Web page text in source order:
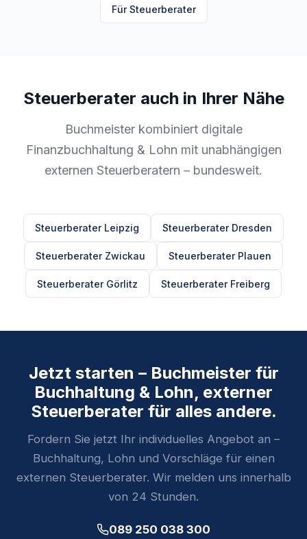
Für Steuerberater
Steuerberater auch in Ihrer Nähe
Buchmeister kombiniert digitale
Finanzbuchhaltung & Lohn mit unabhängigen
externen Steuerberatern – bundesweit.
Steuerberater Leipzig Steuerberater Dresden
Steuerberater Zwickau Steuerberater Plauen
Steuerberater Görlitz Steuerberater Freiberg
Jetzt starten – Buchmeister für
Buchhaltung & Lohn, externer
Steuerberater für alles andere.
Fordern Sie jetzt Ihr individuelles Angebot an –
Buchhaltung, Lohn und Vorschläge für einen
externen Steuerberater. Wir melden uns innerhalb
von 24 Stunden.
089 250 038 300